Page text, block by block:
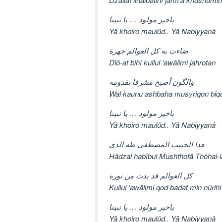
ياخير مولود … يا نبينا
Yâ khoiro maulûd.. Yâ Nabiyyanâ
ضاءت به کل العوالم جهرة
Dlô-at bihî kullul ‘awâlimi jahrotan
والگون أصبح مشرقا بقدومه
Wal kaunu ashbaha musyriqon
ياخير مولود … يا نبينا
Yâ khoiro maulûd.. Yâ Nabiyyanâ
هذا الحبيب المصطفی طه الذی
Hâdzal habîbul Mushthofâ Thôhal-
کل العوالم قد بدت من نوره
Kullul ‘awâlimi qod badat min nûrihi
ياخير مولود … يا نبينا
Yâ khoiro maulûd.. Yâ Nabiyyanâ